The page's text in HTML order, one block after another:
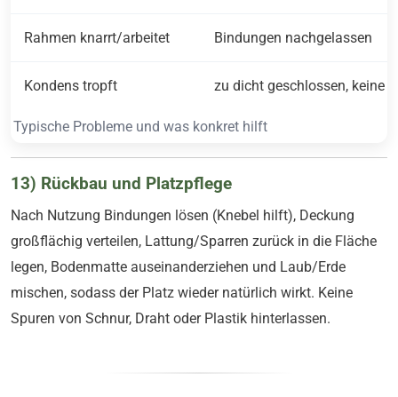
Typische Probleme und was konkret hilft
Rahmen knarrt/arbeitet Bindungen nachgelassen
Kondens tropft zu dicht geschlossen, keine
13) Rückbau und Platzpflege
Nach Nutzung Bindungen lösen (Knebel hilft), Deckung
großflächig verteilen, Lattung/Sparren zurück in die Fläche
legen, Bodenmatte auseinanderziehen und Laub/Erde
mischen, sodass der Platz wieder natürlich wirkt. Keine
Spuren von Schnur, Draht oder Plastik hinterlassen.